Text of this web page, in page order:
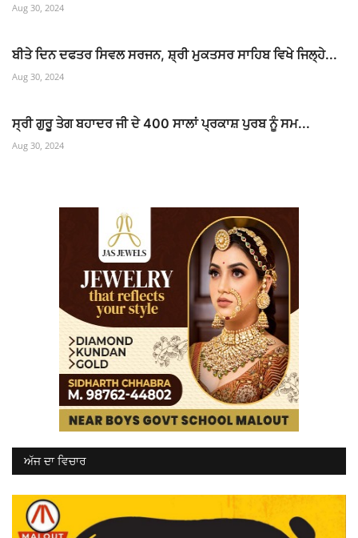
Aug 30, 2024
ਬੀਤੇ ਦਿਨ ਦਫਤਰ ਸਿਵਲ ਸਰਜਨ, ਸ਼੍ਰੀ ਮੁਕਤਸਰ ਸਾਹਿਬ ਵਿਖੇ ਜਿਲ੍ਹੇ...
Aug 30, 2024
ਸ੍ਰੀ ਗੁਰੂ ਤੇਗ ਬਹਾਦਰ ਜੀ ਦੇ 400 ਸਾਲਾਂ ਪ੍ਰਕਾਸ਼ ਪੁਰਬ ਨੂੰ ਸਮ...
Aug 30, 2024
ਅੱਜ ਦਾ ਵਿਚਾਰ